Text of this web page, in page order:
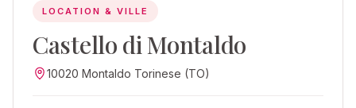
LOCATION & VILLE
Castello di Montaldo
10020 Montaldo Torinese (TO)